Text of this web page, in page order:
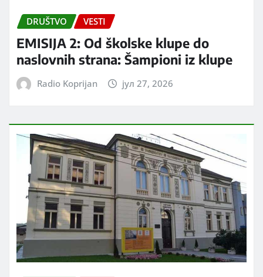
DRUŠTVO VESTI
EMISIJA 2: Od školske klupe do
naslovnih strana: Šampioni iz klupe
Radio Koprijan јул 27, 2026